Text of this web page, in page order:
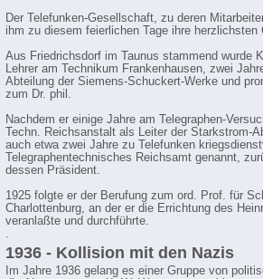
Der Telefunken-Gesellschaft, zu deren
ihm zu diesem feierlichen Tage ihre
Aus Friedrichsdorf im Taunus stammend wurde
Lehrer am Technikum Frankenhausen, zwei
Abteilung der Siemens-Schuckert-Werke und
zum Dr. phil.
Nachdem er einige Jahre am Telegraphen-
Techn. Reichsanstalt als Leiter der Starkstrom-
auch etwa zwei Jahre zu Telefunken
Telegraphentechnisches Reichsamt genannt,
dessen Präsident.
1925 folgte er der Berufung zum ord. Prof. für
Charlottenburg, an der er die Errichtung des
veranlaßte und durchführte.
.
1936 - Kollision mit den Nazis
Im Jahre 1936 gelang es einer Gruppe von